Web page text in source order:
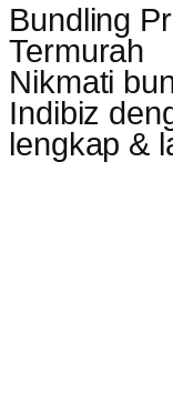
Bundling
Termurah
Nikmati
Indibiz
lengkap &